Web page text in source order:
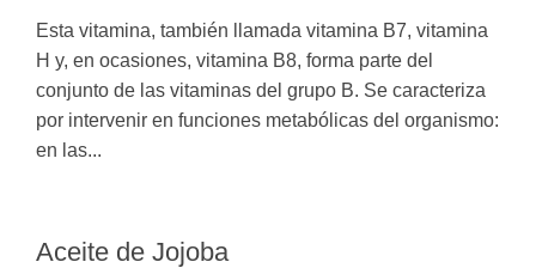
Esta vitamina, también llamada vitamina B7, vitamina
H y, en ocasiones, vitamina B8, forma parte del
conjunto de las vitaminas del grupo B. Se caracteriza
por intervenir en funciones metabólicas del organismo:
en las...
Aceite de Jojoba